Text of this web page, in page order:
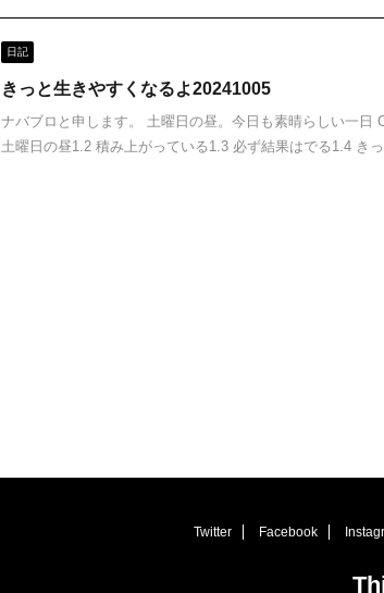
日記
きっと生きやすくなるよ20241005
ナバブロと申します。 土曜日の昼。今日も素晴らしい一日
土曜日の昼1.2 積み上がっている1.3 必ず結果はでる1.4 き
Twitter Facebook